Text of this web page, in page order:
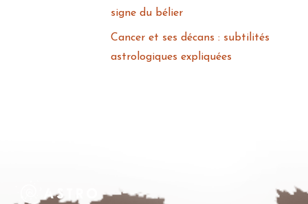
signe du bélier
Cancer et ses décans : subtilités
astrologiques expliquées